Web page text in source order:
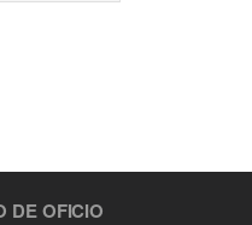
DE OFICIO